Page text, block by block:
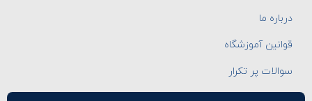
درباره ما
قوانین آموزشگاه
سوالات پر تکرار